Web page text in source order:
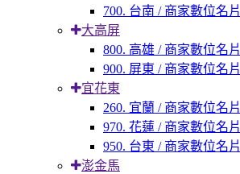
700. 台南 / 商家數位名片
大高屏
800. 高雄 / 商家數位名片
900. 屏東 / 商家數位名片
宜花東
260. 宜蘭 / 商家數位名片
970. 花蓮 / 商家數位名片
950. 台東 / 商家數位名片
澎金馬